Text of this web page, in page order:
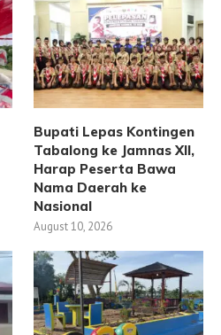
Bupati Lepas Kontingen
Tabalong ke Jamnas XII,
Harap Peserta Bawa
Nama Daerah ke
Nasional
August 10, 2026